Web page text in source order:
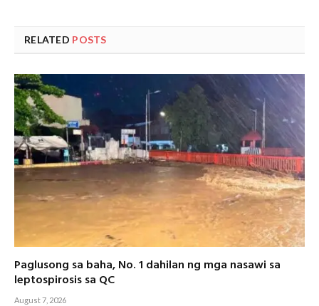
RELATED POSTS
Paglusong sa baha, No. 1 dahilan ng mga nasawi sa
leptospirosis sa QC
August 7, 2026